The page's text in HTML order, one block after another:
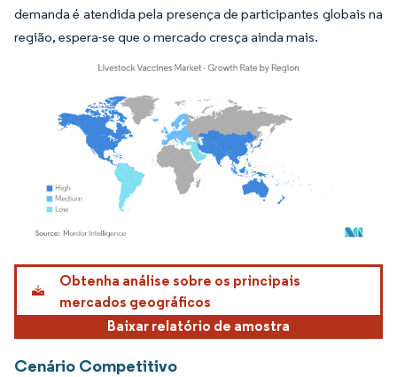
demanda é atendida pela presença de participantes globais na
região, espera-se que o mercado cresça ainda mais.
Imagem © Mordor Intelligence. O reuso requer atribuição conforme CC BY 4.0.
Obtenha análise sobre os principais
mercados geográficos
Baixar relatório de amostra
Cenário Competitivo